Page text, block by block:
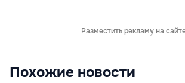
Разместить рекламу на
Похожие новости